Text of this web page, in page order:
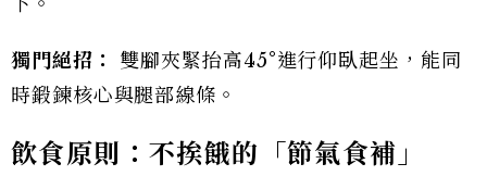
下。
獨門絕招： 雙腳夾緊抬高45°進行仰臥起坐，能同
時鍛鍊核心與腿部線條。
飲食原則：不挨餓的「節氣食補」